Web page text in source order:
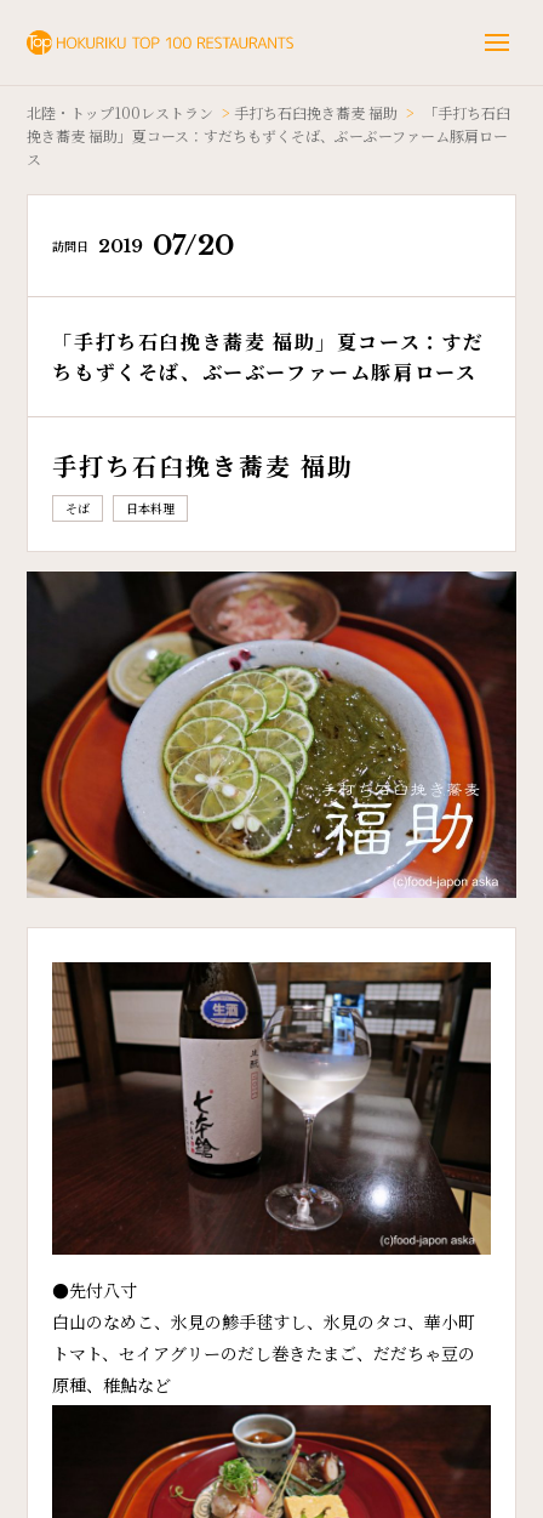
北陸・トップ100レストラン > 手打ち石臼挽き蕎麦 福助 >
「手打ち石臼
挽き蕎麦 福助」夏コース：すだちもずくそば、ぶーぶーファーム豚肩ロー
ス
訪問日 2019 07/20
「手打ち石臼挽き蕎麦 福助」夏コース：すだ
ちもずくそば、ぶーぶーファーム豚肩ロース
手打ち石臼挽き蕎麦 福助
そば 日本料理
●先付八寸
白山のなめこ、氷見の鯵手毬すし、氷見のタコ、華小町
トマト、セイアグリーのだし巻きたまご、だだちゃ豆の
原種、稚鮎など